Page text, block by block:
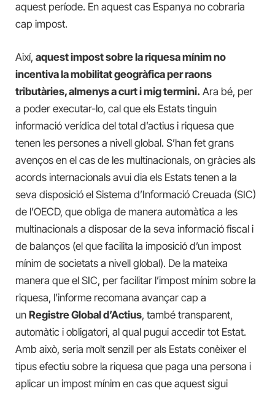
aquest període. En aquest cas Espanya no cobraria
cap impost.
Així, aquest impost sobre la riquesa mínim no
incentiva la mobilitat geogràfica per raons
tributàries, almenys a curt i mig termini. Ara bé, per
a poder executar-lo, cal que els Estats tinguin
informació verídica del total d’actius i riquesa que
tenen les persones a nivell global. S’han fet grans
avenços en el cas de les multinacionals, on gràcies als
acords internacionals avui dia els Estats tenen a la
seva disposició el Sistema d’Informació Creuada (SIC)
de l’OECD, que obliga de manera automàtica a les
multinacionals a disposar de la seva informació fiscal i
de balanços (el que facilita la imposició d’un impost
mínim de societats a nivell global). De la mateixa
manera que el SIC, per facilitar l’impost mínim sobre la
riquesa, l’informe recomana avançar cap a
un Registre Global d’Actius, també transparent,
automàtic i obligatori, al qual pugui accedir tot Estat.
Amb això, seria molt senzill per als Estats conèixer el
tipus efectiu sobre la riquesa que paga una persona i
aplicar un impost mínim en cas que aquest sigui